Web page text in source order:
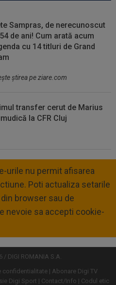
Sampras, de nerecunoscut
de ani! Cum arată acum
cu 14 titluri de Grand
ştirea pe ziare.com
transfer cerut de Marius
la CFR Cluj
urile nu permit afisarea
Poti actualiza setarile
browser sau de
nevoie sa accepti cookie-
DIGI ROMANIA S.A.
confidentialitate
Abonare Digi TV
Digi Sport Contact/Info Codul etic